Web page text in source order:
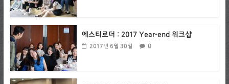
에스티로더 : 2017 Year-end 워크샵
2017년 6월 30일 0